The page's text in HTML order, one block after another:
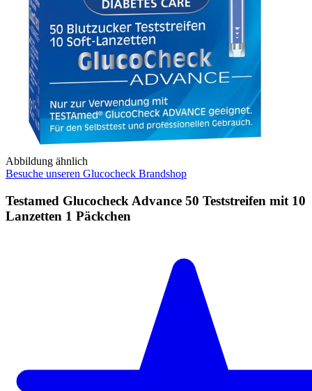
Abbildung ähnlich
Besuche unseren Glucocheck Brandshop
Testamed Glucocheck Advance 50 Teststreifen mit 10
Lanzetten 1 Päckchen